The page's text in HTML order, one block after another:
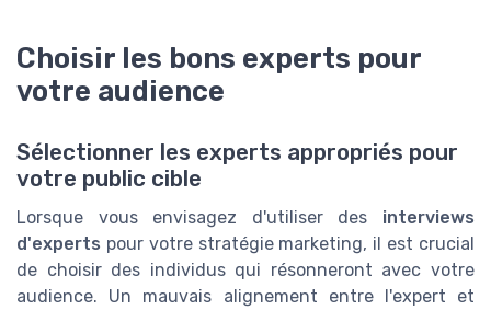
Choisir les bons experts pour
votre audience
Sélectionner les experts appropriés pour
votre public cible
Lorsque vous envisagez d'utiliser des interviews
d'experts pour votre stratégie marketing, il est crucial
de choisir des individus qui résonneront avec votre
audience. Un mauvais alignement entre l'expert et